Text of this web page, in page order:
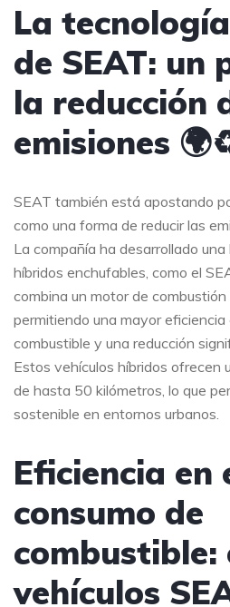
La
de SEAT: un
la reducción
emisiones
SEAT también está apostando
como una forma de reducir las
La compañía ha desarrollado
híbridos enchufables, como el
combina un motor de
permitiendo una mayor eficiencia
combustible y una reducción
Estos vehículos híbridos ofrecen
de hasta 50 kilómetros, lo que
sostenible en entornos urbanos.
Eficiencia en
consumo de
combustible:
vehículos